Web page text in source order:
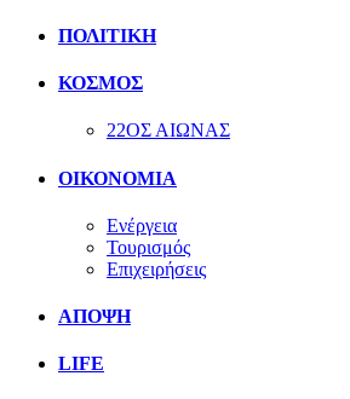
ΠΟΛΙΤΙΚΗ
ΚΟΣΜΟΣ
22ΟΣ ΑΙΩΝΑΣ
ΟΙΚΟΝΟΜΙΑ
Ενέργεια
Τουρισμός
Επιχειρήσεις
ΑΠΟΨΗ
LIFE